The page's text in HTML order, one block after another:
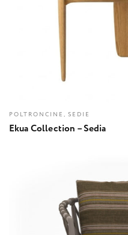
POLTRONCINE, SEDIE
Ekua Collection – Sedia